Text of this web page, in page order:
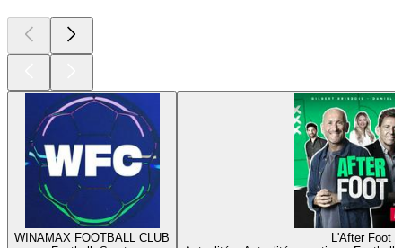
WINAMAX FOOTBALL CLUB
L'After Foot